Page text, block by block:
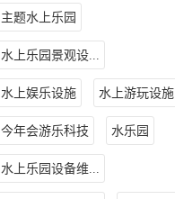
主题水上乐园
水上乐园景观设...
水上娱乐设施 水上游玩设施
今年会游乐科技 水乐园
水上乐园设备维...